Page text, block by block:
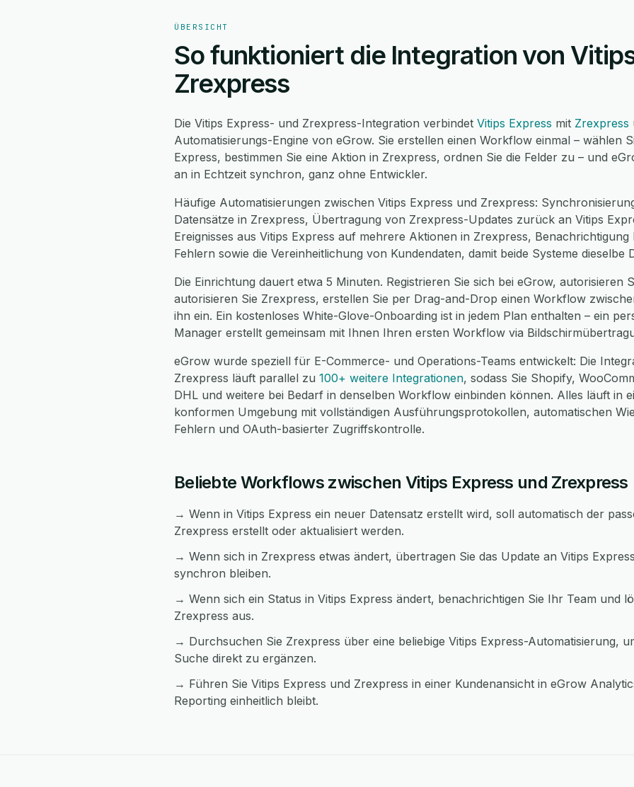
ÜBERSICHT
So funktioniert die Integration von
Zrexpress
Die Vitips Express- und Zrexpress-Integration verbindet Vitips Express mit Zrexpress
Automatisierungs-Engine von eGrow. Sie erstellen einen Workflow einmal – wählen
Express, bestimmen Sie eine Aktion in Zrexpress, ordnen Sie die Felder zu – und
an in Echtzeit synchron, ganz ohne Entwickler.
Häufige Automatisierungen zwischen Vitips Express und Zrexpress:
Datensätze in Zrexpress, Übertragung von Zrexpress-Updates zurück an Vitips
Ereignisses aus Vitips Express auf mehrere Aktionen in Zrexpress, Benachrichtigung
Fehlern sowie die Vereinheitlichung von Kundendaten, damit beide Systeme dieselbe
Die Einrichtung dauert etwa 5 Minuten. Registrieren Sie sich bei eGrow, autorisieren
autorisieren Sie Zrexpress, erstellen Sie per Drag-and-Drop einen Workflow
ihn ein. Ein kostenloses White-Glove-Onboarding ist in jedem Plan enthalten – ein
Manager erstellt gemeinsam mit Ihnen Ihren ersten Workflow via
eGrow wurde speziell für E-Commerce- und Operations-Teams entwickelt: Die
Zrexpress läuft parallel zu 100+ weitere Integrationen, sodass Sie Shopify,
DHL und weitere bei Bedarf in denselben Workflow einbinden können. Alles läuft in
konformen Umgebung mit vollständigen Ausführungsprotokollen, automatischen
Fehlern und OAuth-basierter Zugriffskontrolle.
Beliebte Workflows zwischen Vitips Express und Zrexpress
→ Wenn in Vitips Express ein neuer Datensatz erstellt wird, soll automatisch der
Zrexpress erstellt oder aktualisiert werden.
→ Wenn sich in Zrexpress etwas ändert, übertragen Sie das Update an Vitips
synchron bleiben.
→ Wenn sich ein Status in Vitips Express ändert, benachrichtigen Sie Ihr Team und
Zrexpress aus.
→ Durchsuchen Sie Zrexpress über eine beliebige Vitips Express-Automatisierung,
Suche direkt zu ergänzen.
→ Führen Sie Vitips Express und Zrexpress in einer Kundenansicht in eGrow
Reporting einheitlich bleibt.